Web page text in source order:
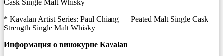
Cask Single Malt Whisky
* Kavalan Artist Series: Paul Chiang — Peated Malt Single Cask
Strength Single Malt Whisky
Информация о винокурне Kavalan